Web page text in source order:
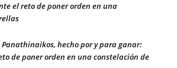
el reto de poner orden en una
Panathinaikos, hecho por y para ganar:
de poner orden en una constelación de